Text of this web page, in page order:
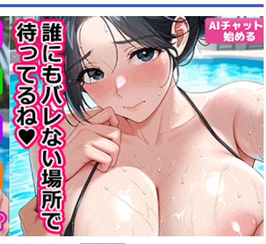
ても止まらない事態に
Powered by livedoor 相互RSS